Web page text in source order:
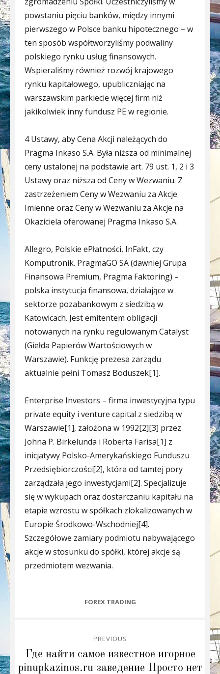
powstaniu pięciu banków, między innymi
pierwszego w Polsce banku hipotecznego – w
ten sposób współtworzyliśmy podwaliny
polskiego rynku usług finansowych.
Wspieraliśmy również rozwój krajowego
rynku kapitałowego, upubliczniając na
warszawskim parkiecie więcej firm niż
jakikolwiek inny fundusz PE w regionie.
4 Ustawy, aby Cena Akcji należących do
Pragma Inkaso S.A. Była niższa od minimalnej
ceny ustalonej na podstawie art. 79 ust. 1, 2 i 3
Ustawy oraz niższa od Ceny w Wezwaniu. Z
zastrzeżeniem Ceny w Wezwaniu za Akcje
Imienne oraz Ceny w Wezwaniu za Akcje na
Okaziciela oferowanej Pragma Inkaso S.A.
Allegro, Polskie ePłatności, InFakt, czy
Komputronik. PragmaGO SA (dawniej Grupa
Finansowa Premium, Pragma Faktoring) –
polska instytucja finansowa, działające w
sektorze pozabankowym z siedzibą w
Katowicach. Jest emitentem obligacji
notowanych na rynku regulowanym Catalyst
(Giełda Papierów Wartościowych w
Warszawie). Funkcję prezesa zarządu
aktualnie pełni Tomasz Boduszek[1].
Enterprise Investors – firma inwestycyjna typu
private equity i venture capital z siedzibą w
Warszawie[1], założona w 1992[2][3] przez
Johna P. Birkelunda i Roberta Farisa[1] z
inicjatywy Polsko-Amerykańskiego Funduszu
Przedsiębiorczości[2], która od tamtej pory
zarządzała jego inwestycjami[2]. Specjalizuje
się w wykupach oraz dostarczaniu kapitału na
etapie wzrostu w spółkach zlokalizowanych w
Europie Środkowo-Wschodniej[4].
Szczegółowe zamiary podmiotu nabywającego
akcje w stosunku do spółki, której akcje są
przedmiotem wezwania.
CATEGORIES
FOREX TRADING
navigation
PREVIOUS
Previous
post:
Где найти самое известное игорное
pinupkazinos.ru заведение Просто нет